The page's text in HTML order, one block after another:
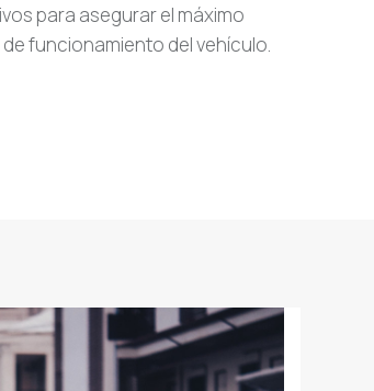
para asegurar el máximo
funcionamiento del vehículo.